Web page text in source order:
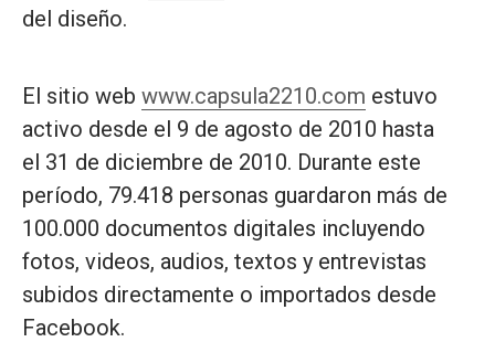
del diseño.
El sitio web www.capsula2210.com estuvo
activo desde el 9 de agosto de 2010 hasta
el 31 de diciembre de 2010. Durante este
período, 79.418 personas guardaron más de
100.000 documentos digitales incluyendo
fotos, videos, audios, textos y entrevistas
subidos directamente o importados desde
Facebook.